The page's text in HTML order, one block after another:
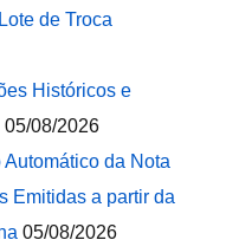
de Troca
Históricos e
05/08/2026
da Nota
Emitidas a partir da
05/08/2026